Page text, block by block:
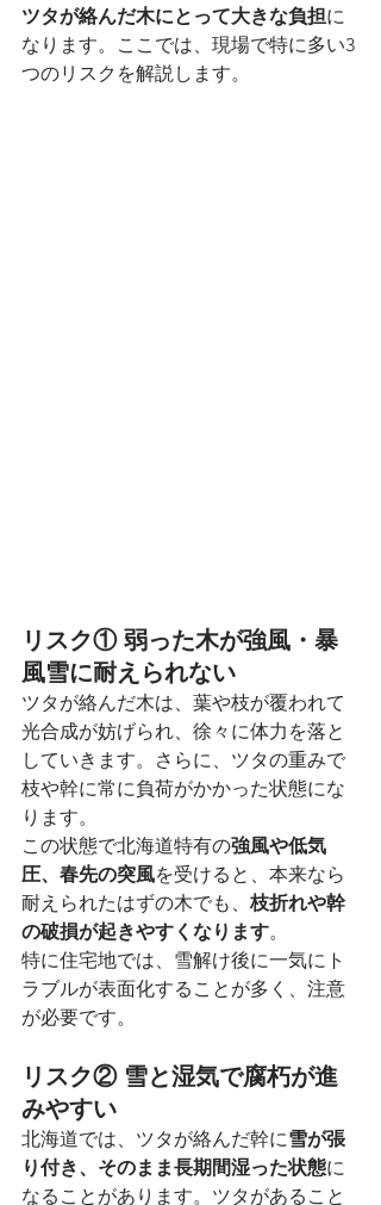
ツタが絡んだ木にとって大きな負担に
なります。ここでは、現場で特に多い3
つのリスクを解説します。
リスク① 弱った木が強風・暴
風雪に耐えられない
ツタが絡んだ木は、葉や枝が覆われて
光合成が妨げられ、徐々に体力を落と
していきます。さらに、ツタの重みで
枝や幹に常に負荷がかかった状態にな
ります。
この状態で北海道特有の強風や低気
圧、春先の突風を受けると、本来なら
耐えられたはずの木でも、 枝折れや幹
の破損が起きやすくなります。
特に住宅地では、雪解け後に一気にト
ラブルが表面化することが多く、注意
が必要です。
リスク② 雪と湿気で腐朽が進
みやすい
北海道では、ツタが絡んだ幹に雪が張
り付き、そのまま長期間湿った状態に
なることがあります。ツタがあること